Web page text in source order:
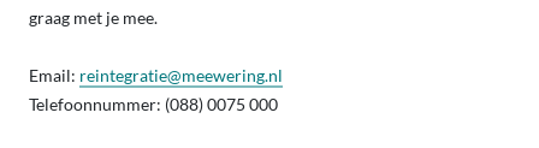
graag met je mee.
Email: reintegratie@meewering.nl
Telefoonnummer: (088) 0075 000